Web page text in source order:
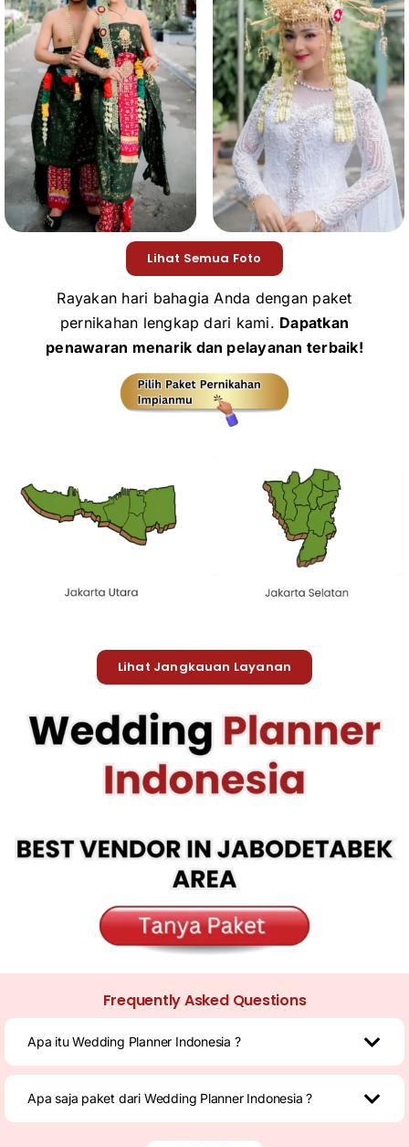
Lihat Semua Foto
Rayakan hari bahagia Anda dengan paket
pernikahan lengkap dari kami. Dapatkan
penawaran menarik dan pelayanan terbaik!
Lihat Jangkauan Layanan
Frequently Asked Questions
Apa itu Wedding Planner Indonesia ?
Apa saja paket dari Wedding Planner Indonesia ?